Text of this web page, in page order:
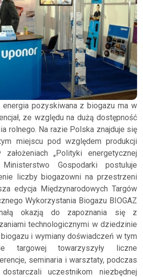
energia pozyskiwana z biogazu ma w
ze względu na dużą dostępność
rolnego. Na razie Polska znajduje się
miejscu pod względem produkcji
„Polityki energetycznej
Gospodarki postuluje
liczby biogazowni na przestrzeni
edycja Międzynarodowych Targów
Wykorzystania Biogazu BIOGAZ
okazją do zapoznania się z
technologicznymi w dziedzinie
i wymiany doświadczeń w tym
targowej towarzyszyły liczne
seminaria i warsztaty, podczas
uczestnikom niezbędnej